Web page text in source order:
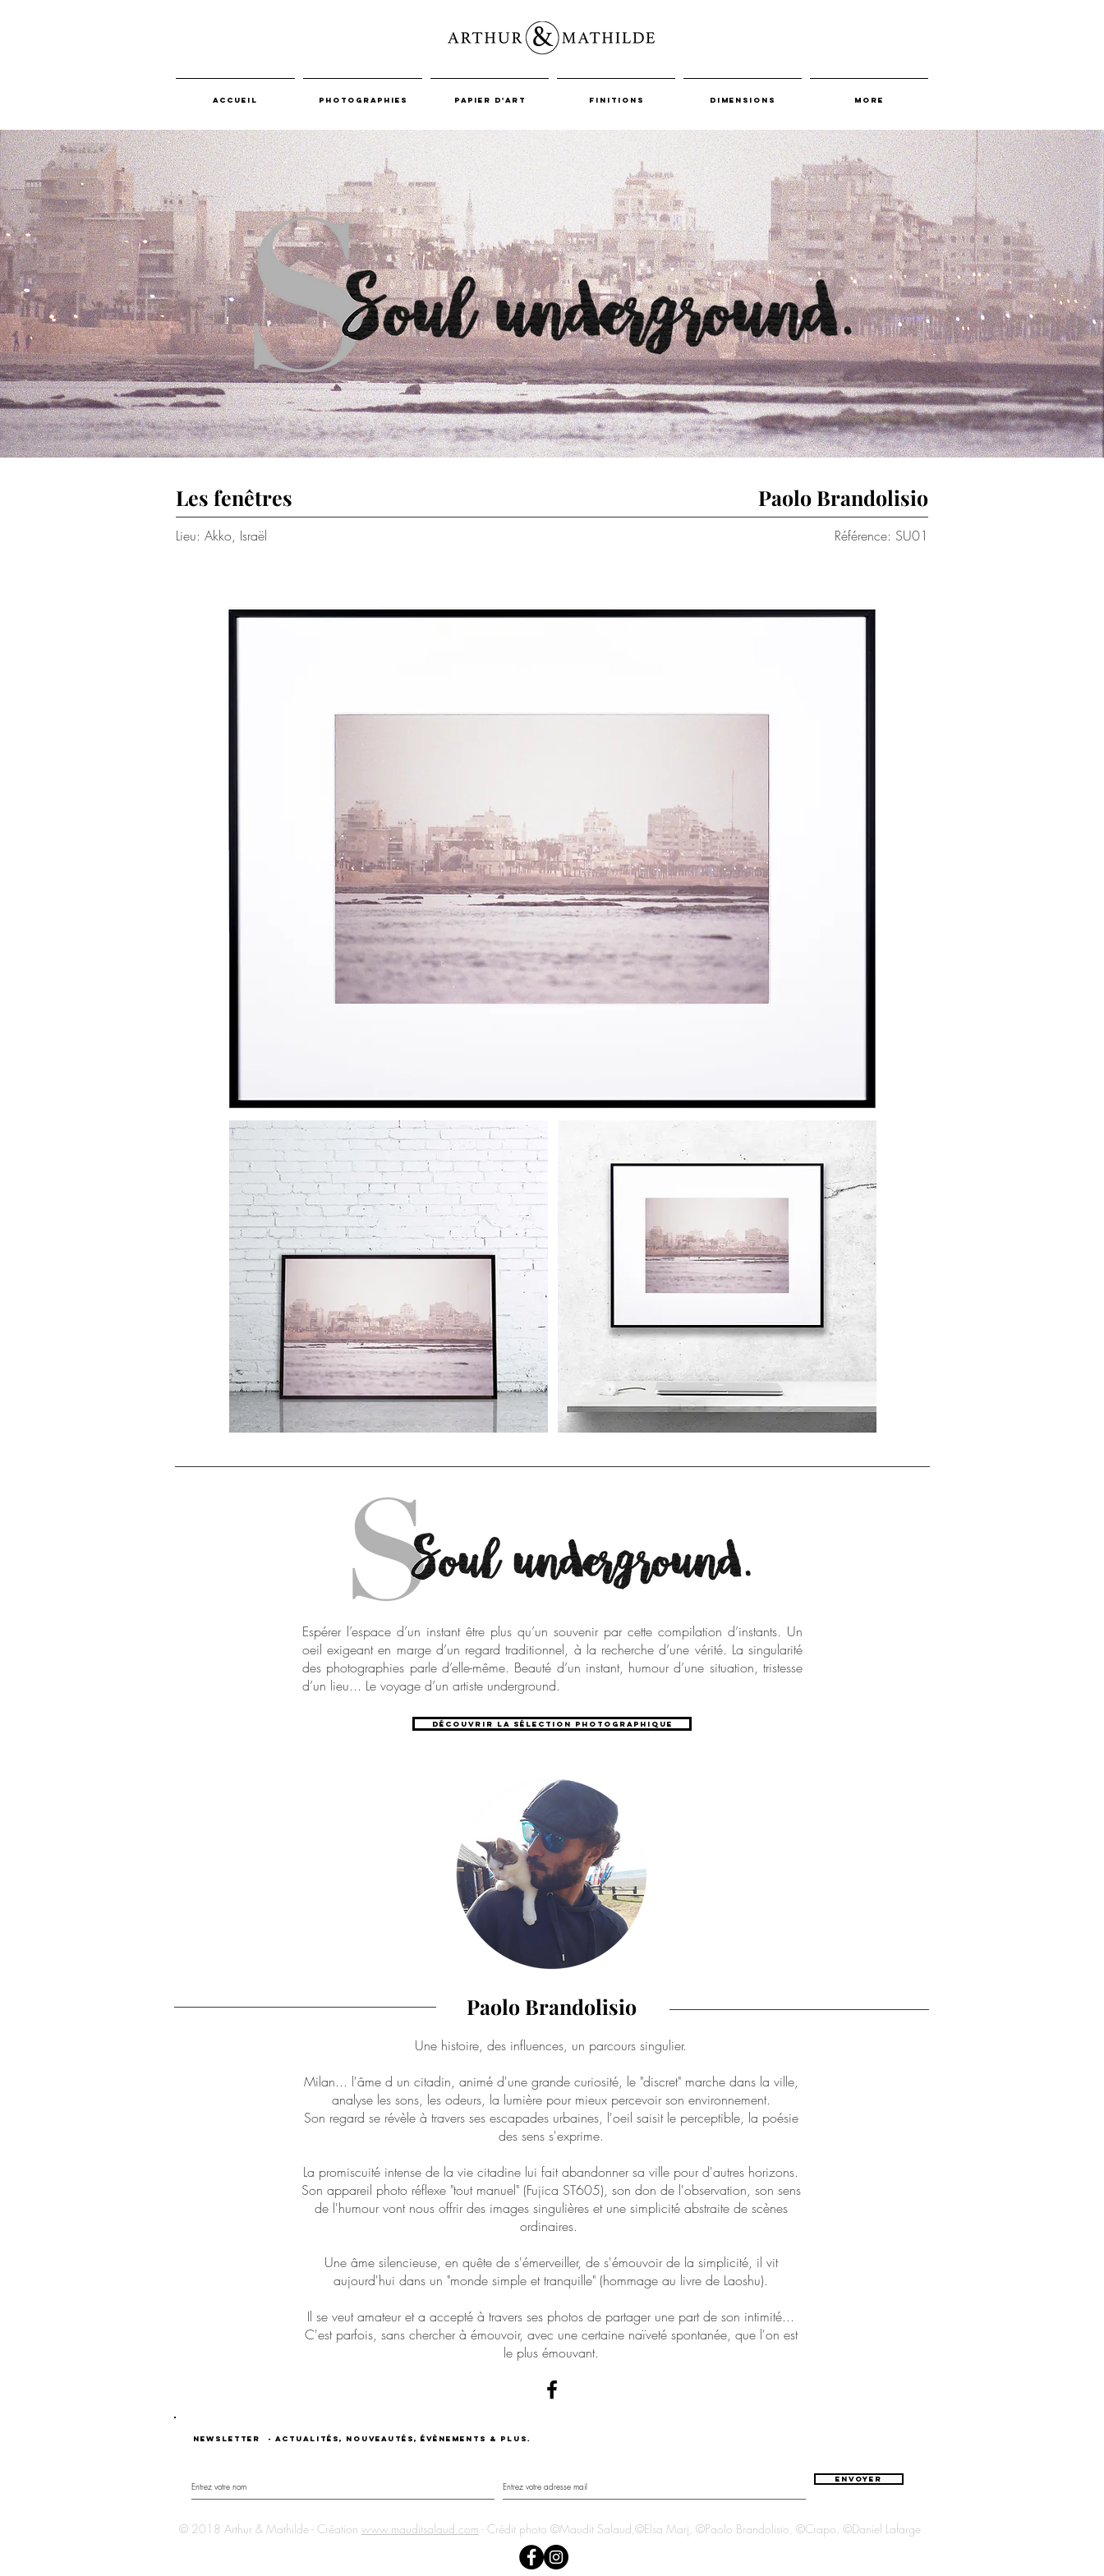
Accueil Photographies Papier d'art Finitions Dimensions More
Les fenêtres Paolo Brandolisio
Lieu: Akko, Israël Référence: SU01
Espérer l’espace d’un instant être plus qu’un souvenir par cette compilation d’instants. Un
oeil exigeant en marge d’un regard traditionnel, à la recherche d’une vérité. La singularité
des photographies parle d’elle-même. Beauté d’un instant, humour d’une situation, tristesse
d’un lieu... Le voyage d’un artiste underground.
Découvrir la sélection photographique
Paolo Brandolisio
Une histoire, des influences, un parcours singulier.
Milan... l'âme d un citadin, animé d'une grande curiosité, le "discret" marche dans la ville,
analyse les sons, les odeurs, la lumière pour mieux percevoir son environnement.
Son regard se révèle à travers ses escapades urbaines, l'oeil saisit le perceptible, la poésie
des sens s'exprime.
La promiscuité intense de la vie citadine lui fait abandonner sa ville pour d'autres horizons.
Son appareil photo réflexe "tout manuel" (Fujica ST605), son don de l'observation, son sens
de l'humour vont nous offrir des images singulières et une simplicité abstraite de scènes
ordinaires.
Une âme silencieuse, en quête de s'émerveiller, de s'émouvoir de la simplicité, il vit
aujourd'hui dans un "monde simple et tranquille" (hommage au livre de Laoshu).
Il se veut amateur et a accepté à travers ses photos de partager une part de son intimité...
C'est parfois, sans chercher à émouvoir, avec une certaine naïveté spontanée, que l'on est
le plus émouvant.
Newsletter - Actualités, nouveautés, évènements & plus.
ENVOYER
© 2018 Arthur & Mathilde - Création www.mauditsalaud.com - Crédit photo ©Maudit Salaud,©Elsa Marj, ©Paolo Brandolisio, ©Crapo, ©Daniel Lafarge